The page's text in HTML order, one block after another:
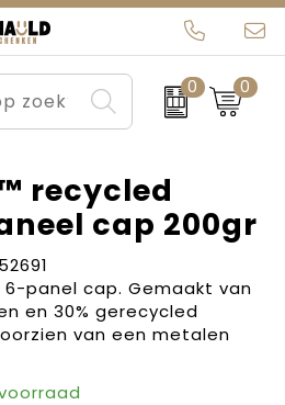
0 0
recycled
cap 200gr
6-panel cap. Gemaakt van
en 30% gerecycled
van een metalen